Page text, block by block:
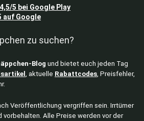
4,5/5 bei Google Play
auf Google
zu suchen?
Blog und bietet euch jeden Tag
, aktuelle Rabattcodes , Preisfehler,
Veröffentlichung vergriffen sein. Irrtümer
vorbehalten. Alle Preise werden vor der